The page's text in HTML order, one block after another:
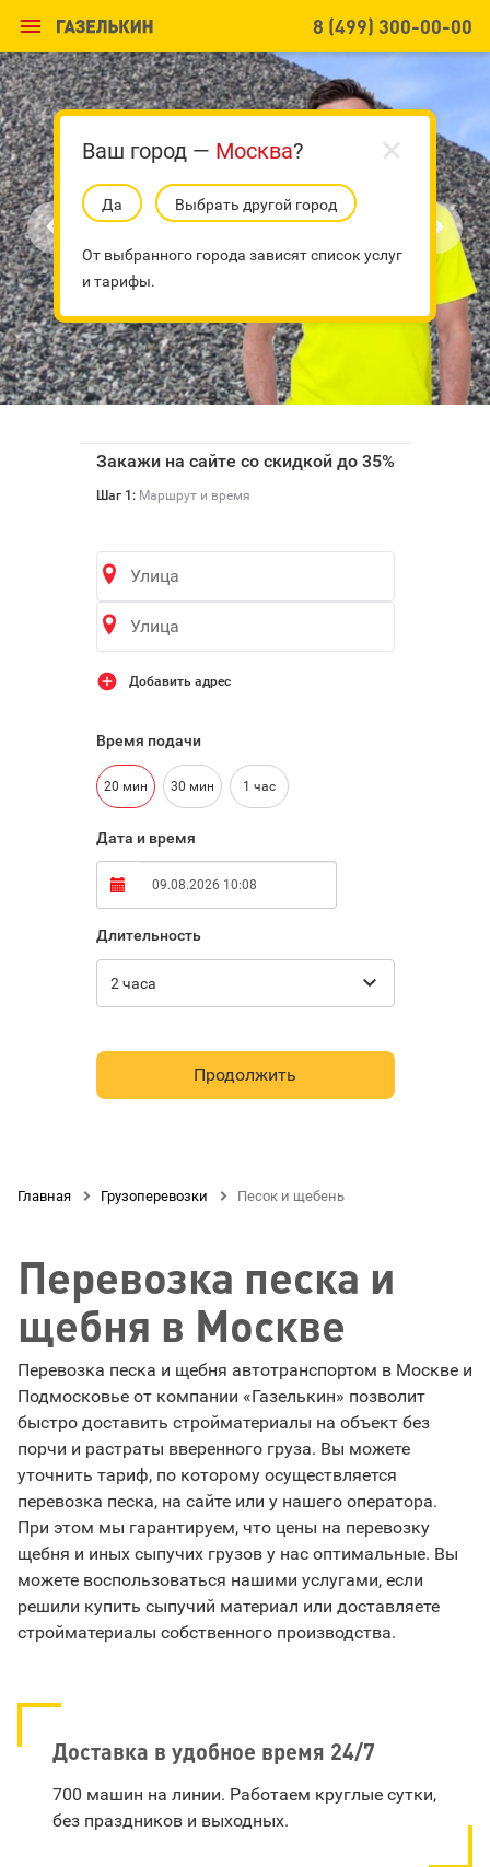
 8 (499) 300-00-00
 
Закажи на сайте со скидкой до 35%
Шаг 1: Маршрут и время
Добавить адрес
Время подачи
20 мин 30 мин 1 час
Дата и время
Длительность
2 часа 
Продолжить
Главная  Грузоперевозки  Песок и щебень
Перевозка песка и
щебня в Москве
Перевозка песка и щебня автотранспортом в Москве и
Подмосковье от компании «Газелькин» позволит
быстро доставить стройматериалы на объект без
порчи и растраты вверенного груза. Вы можете
уточнить тариф, по которому осуществляется
перевозка песка, на сайте или у нашего оператора.
При этом мы гарантируем, что цены на перевозку
щебня и иных сыпучих грузов у нас оптимальные. Вы
можете воспользоваться нашими услугами, если
решили купить сыпучий материал или доставляете
стройматериалы собственного производства.
Доставка в удобное время 24/7
700 машин на линии. Работаем круглые сутки,
без праздников и выходных.
Ваш город — Москва?
Да Выбрать другой город
От выбранного города зависят список услуг
и тарифы.